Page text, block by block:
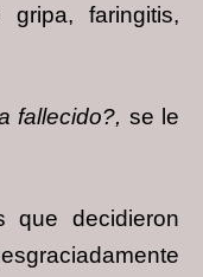
faringitis,
fallecido?, se le
que decidieron